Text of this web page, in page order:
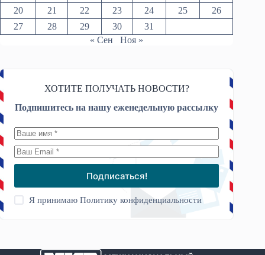
20
21 22 23 24 25
26
27
28 29 30
31
« Сен
Ноя »
ХОТИТЕ ПОЛУЧАТЬ НОВОСТИ?
Подпишитесь на нашу еженедельную рассылку
Подписаться!
Я принимаюПолитику конфиденциальности